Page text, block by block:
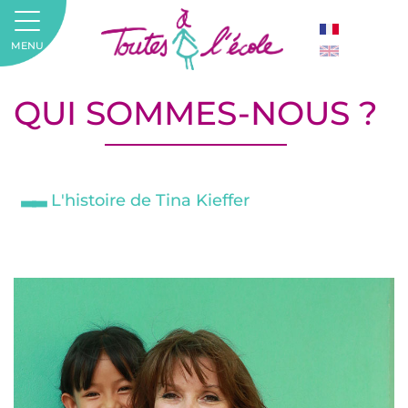
QUI SOMMES-NOUS ?
L'histoire de Tina Kieffer
MENU